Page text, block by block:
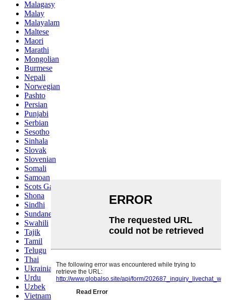
Malagasy
Malay
Malayalam
Maltese
Maori
Marathi
Mongolian
Burmese
Nepali
Norwegian
Pashto
Persian
Punjabi
Serbian
Sesotho
Sinhala
Slovak
Slovenian
Somali
Samoan
Scots Gaelic
Shona
Sindhi
Sundanese
Swahili
Tajik
Tamil
Telugu
Thai
Ukrainian
Urdu
Uzbek
Vietnamese